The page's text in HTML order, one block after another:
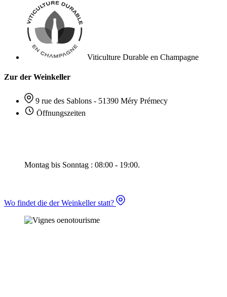
Viticulture Durable en Champagne
Zur der Weinkeller
9 rue des Sablons - 51390 Méry Prémecy
Öffnungszeiten
Montag bis Sonntag : 08:00 - 19:00.
Wo findet die der Weinkeller statt?